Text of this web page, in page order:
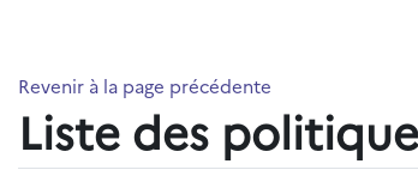
Revenir à la page précédente
Liste des